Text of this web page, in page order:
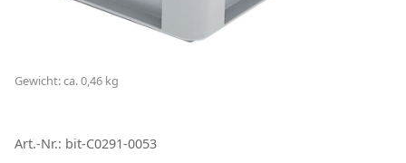
Gewicht: ca. 0,46 kg
Art.-Nr.: bit-C0291-0053